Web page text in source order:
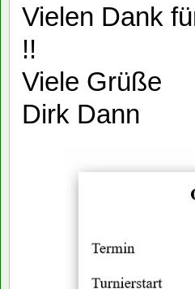
Vielen Dank
!!
Viele Grüße
Dirk Dann